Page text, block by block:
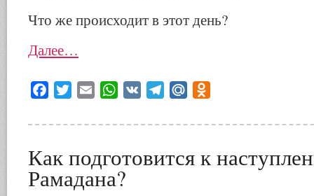
Что же происходит в этот день?
Далее…
Facebook
Twitter Email WhatsApp
VK TelegramMail.Ru
Как подготовится к
Рамадана?